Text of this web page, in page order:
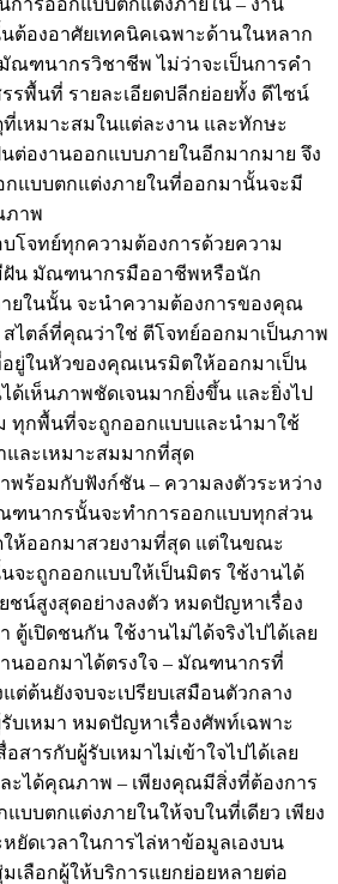
ต้องอาศัยเทคนิคเฉพาะด้านในหลาก
ณฑนากรวิชาชีพ ไม่ว่าจะเป็นการคำ
รพื้นที่ รายละเอียดปลีกย่อยทั้ง ดีไซน์
เหมาะสมในแต่ละงาน และทักษะ
นต่องานออกแบบภายในอีกมากมาย จึง
กแบบตกแต่งภายในที่ออกมานั้นจะมี
ภาพ
โจทย์ทุกความต้องการด้วยความ
ฝัน มัณฑนากรมืออาชีพหรือนัก
ยในนั้น จะนำความต้องการของคุณ
ไตล์ที่คุณว่าใช่ ตีโจทย์ออกมาเป็นภาพ
ยู่ในหัวของคุณเนรมิตให้ออกมาเป็น
ด้เห็นภาพชัดเจนมากยิ่งขึ้น และยิ่งไป
ทุกพื้นที่จะถูกออกแบบและนำมาใช้
และเหมาะสมมากที่สุด
พร้อมกับฟังก์ชัน – ความลงตัวระหว่าง
ฑนากรนั้นจะทำการออกแบบทุกส่วน
ให้ออกมาสวยงามที่สุด แต่ในขณะ
จะถูกออกแบบให้เป็นมิตร ใช้งานได้
ชน์สูงสุดอย่างลงตัว หมดปัญหาเรื่อง
เปิดชนกัน ใช้งานไม่ได้จริงไปได้เลย
นออกมาได้ตรงใจ – มัณฑนากรที่
ต่ต้นยังจบจะเปรียบเสมือนตัวกลาง
บเหมา หมดปัญหาเรื่องศัพท์เฉพาะ
สารกับผู้รับเหมาไม่เข้าใจไปได้เลย
ะได้คุณภาพ – เพียงคุณมีสิ่งที่ต้องการ
บบตกแต่งภายในให้จบในที่เดียว เพียง
ยัดเวลาในการไล่หาข้อมูลเองบน
เลือกผู้ให้บริการแยกย่อยหลายต่อ